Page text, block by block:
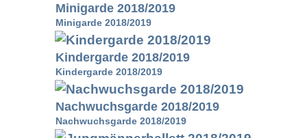
Minigarde 2018/2019
Minigarde 2018/2019
Kindergarde 2018/2019
Kindergarde 2018/2019
Nachwuchsgarde 2018/2019
Nachwuchsgarde 2018/2019